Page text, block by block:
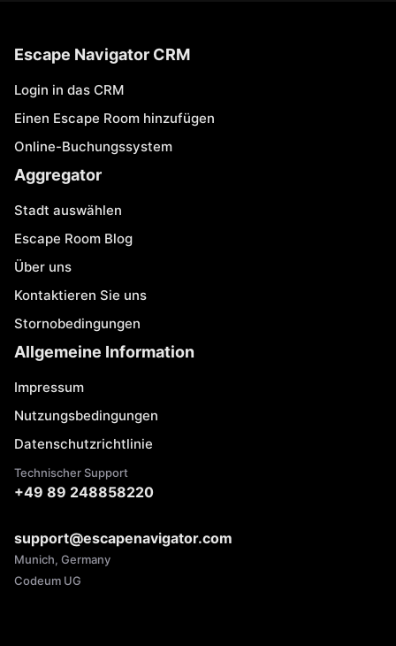
Escape Navigator CRM
Login in das CRM
Einen Escape Room hinzufügen
Online-Buchungssystem
Aggregator
Stadt auswählen
Escape Room Blog
Über uns
Kontaktieren Sie uns
Stornobedingungen
Allgemeine Information
Impressum
Nutzungsbedingungen
Datenschutzrichtlinie
Technischer Support
+49 89 248858220
support@escapenavigator.com
Munich, Germany
Codeum UG